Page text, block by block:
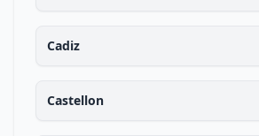
Cadiz
Castellon